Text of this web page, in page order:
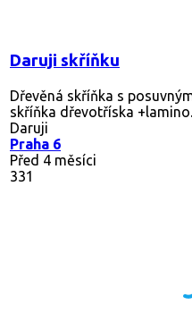
Daruji skříňku
Dřevěná skříňka s
skříňka dřevotříska
Daruji
Praha 6
Před 4 měsíci
331